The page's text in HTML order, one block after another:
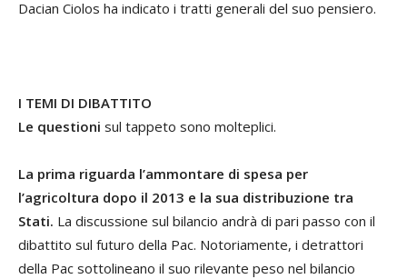
Dacian Ciolos ha indicato i tratti generali del suo pensiero.
I TEMI DI DIBATTITO
Le questioni sul tappeto sono molteplici.
La prima riguarda l’ammontare di spesa per
l’agricoltura dopo il 2013 e la sua distribuzione tra
Stati. La discussione sul bilancio andrà di pari passo con il
dibattito sul futuro della Pac. Notoriamente, i detrattori
della Pac sottolineano il suo rilevante peso nel bilancio